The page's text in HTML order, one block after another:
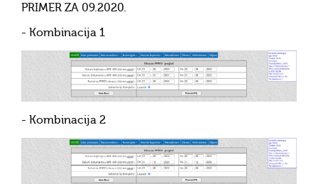
PRIMER ZA 09.2020.
- Kombinacija 1
- Kombinacija 2